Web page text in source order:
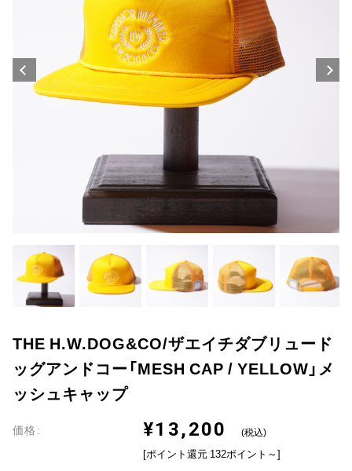
THE H.W.DOG&CO/ザエイチダブリュード
ッグアンドコー「MESH CAP / YELLOW」メ
ッシュキャップ
価格: ¥13,200 (税込)
[ポイント還元 132ポイント～]